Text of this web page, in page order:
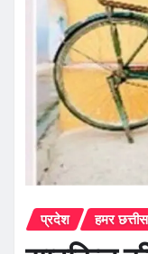
प्रदेश हमर